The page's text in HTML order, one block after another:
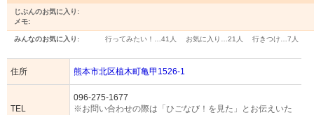
じぶんのお気に入り:
メモ:
みんなのお気に入り: 行ってみたい！… 41人 お気に入り… 21人 行きつけ… 7人
住所 熊本市北区植木町亀甲1526-1
TEL
096-275-1677
※お問い合わせの際は「ひごなび！を見た」とお伝えいた